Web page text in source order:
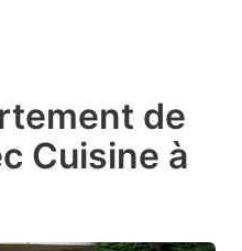
de
Cuisine à